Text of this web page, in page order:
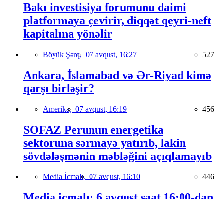
Bakı investisiya forumunu daimi
platformaya çevirir, diqqət qeyri-neft
kapitalına yönəlir
Böyük Şərq, 07 avqust, 16:27 527
Ankara, İslamabad və Ər-Riyad kimə
qarşı birləşir?
Amerika, 07 avqust, 16:19 456
SOFAZ Perunun energetika
sektoruna sərmayə yatırıb, lakin
sövdələşmənin məbləğini açıqlamayıb
Media İcmalı, 07 avqust, 16:10 446